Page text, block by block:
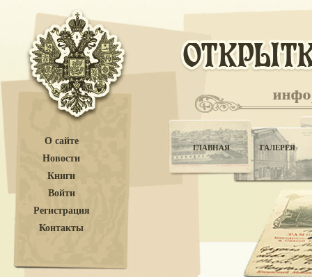
О сайте
Новости
Книги
Войти
Регистрация
Контакты
ГЛАВНАЯ ГАЛЕРЕЯ